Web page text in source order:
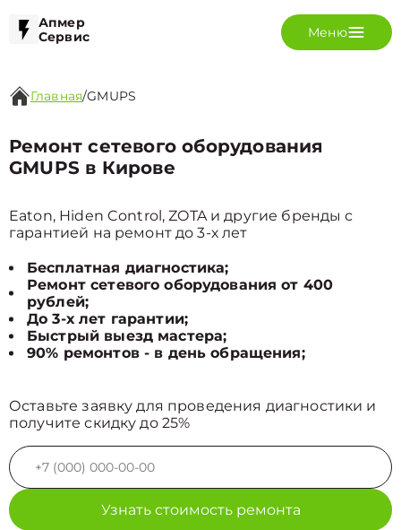
Апмер
Сервис
Меню
Главная/GMUPS
Ремонт сетевого оборудования
GMUPS в Кирове
Eaton, Hiden Control, ZOTA и другие бренды с
гарантией на ремонт до 3-х лет
Бесплатная диагностика;
Ремонт сетевого оборудования от 400
рублей;
До 3-х лет гарантии;
Быстрый выезд мастера;
90% ремонтов - в день обращения;
Оставьте заявку для проведения диагностики и
получите скидку до 25%
Узнать стоимость ремонта